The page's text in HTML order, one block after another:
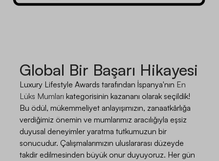
Global Bir Başarı Hikayesi
Luxury Lifestyle Awards tarafından İspanya'nın En
Lüks Mumları kategorisinin kazananı olarak seçildik!
Bu ödül, mükemmeliyet anlayışımızın, zanaatkârlığa
verdiğimiz önemin ve mumlarımız aracılığıyla eşsiz
duyusal deneyimler yaratma tutkumuzun bir
sonucudur. Çalışmalarımızın uluslararası düzeyde
takdir edilmesinden büyük onur duyuyoruz. Her gün